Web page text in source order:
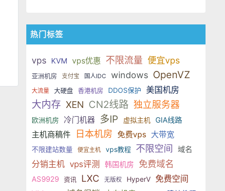
KVM 虚拟化架构，搭配
仅需 $99.99/年，性价比非常突
KVM 虚拟化架构，搭配
仅需 $99.99/年，性价比非常突
出。ServerHost 的 VPS 全部采用
批高性能 Linux VPS 年付优惠套
仅需 $99.99/年，性价比非常突
出。ServerHost 的 VPS 全部采用
KVM 虚拟化架构，搭配
热门标签
vps KVM vps优惠 不限流量 便宜vps
亚洲机房 支付宝 国人IDC windows OpenVZ
大流量 大硬盘 香港机房 DDOS保护 美国机房
大内存 XEN CN2线路 独立服务器
欧洲机房 冷门机器 多IP 虚拟主机 GIA线路
主机商稿件 日本机房 免费vps 大带宽
不限建站数量 便宜主机 vps教程 不限空间 域名
分销主机 vps评测 韩国机房 免费域名
AS9929 资讯 LXC 无版权 HyperV
免费空间